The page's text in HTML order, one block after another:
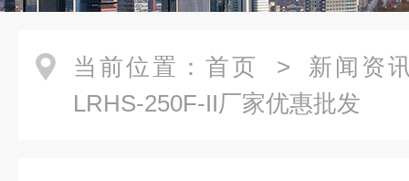
当前位置： 首页 > 新闻资
LRHS-250F-II厂家优惠批发